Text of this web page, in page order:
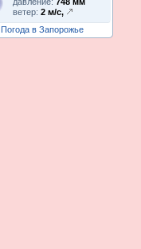
ветер: 2 м/с,
Погода в Запорожье